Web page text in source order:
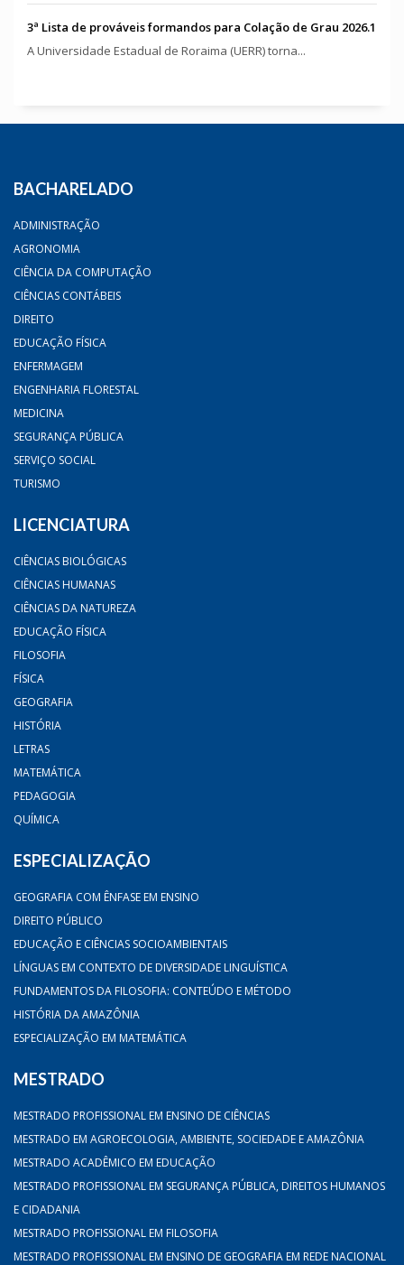
3ª Lista de prováveis formandos para Colação de Grau 2026.1
A Universidade Estadual de Roraima (UERR) torna...
BACHARELADO
ADMINISTRAÇÃO
AGRONOMIA
CIÊNCIA DA COMPUTAÇÃO
CIÊNCIAS CONTÁBEIS
DIREITO
EDUCAÇÃO FÍSICA
ENFERMAGEM
ENGENHARIA FLORESTAL
MEDICINA
SEGURANÇA PÚBLICA
SERVIÇO SOCIAL
TURISMO
LICENCIATURA
CIÊNCIAS BIOLÓGICAS
CIÊNCIAS HUMANAS
CIÊNCIAS DA NATUREZA
EDUCAÇÃO FÍSICA
FILOSOFIA
FÍSICA
GEOGRAFIA
HISTÓRIA
LETRAS
MATEMÁTICA
PEDAGOGIA
QUÍMICA
ESPECIALIZAÇÃO
GEOGRAFIA COM ÊNFASE EM ENSINO
DIREITO PÚBLICO
EDUCAÇÃO E CIÊNCIAS SOCIOAMBIENTAIS
LÍNGUAS EM CONTEXTO DE DIVERSIDADE LINGUÍSTICA
FUNDAMENTOS DA FILOSOFIA: CONTEÚDO E MÉTODO
HISTÓRIA DA AMAZÔNIA
ESPECIALIZAÇÃO EM MATEMÁTICA
MESTRADO
MESTRADO PROFISSIONAL EM ENSINO DE CIÊNCIAS
MESTRADO EM AGROECOLOGIA, AMBIENTE, SOCIEDADE E AMAZÔNIA
MESTRADO ACADÊMICO EM EDUCAÇÃO
MESTRADO PROFISSIONAL EM SEGURANÇA PÚBLICA, DIREITOS HUMANOS
E CIDADANIA
MESTRADO PROFISSIONAL EM FILOSOFIA
MESTRADO PROFISSIONAL EM ENSINO DE GEOGRAFIA EM REDE NACIONAL